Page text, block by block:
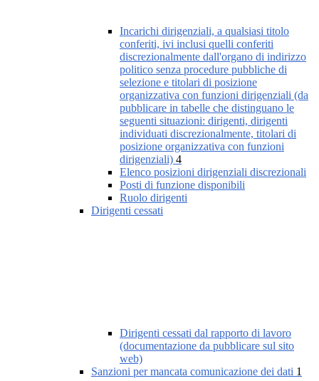
Incarichi dirigenziali, a qualsiasi titolo
conferiti, ivi inclusi quelli conferiti
discrezionalmente dall'organo di indirizzo
politico senza procedure pubbliche di
selezione e titolari di posizione
organizzativa con funzioni dirigenziali (da
pubblicare in tabelle che distinguano le
seguenti situazioni: dirigenti, dirigenti
individuati discrezionalmente, titolari di
posizione organizzativa con funzioni
dirigenziali) 4
Elenco posizioni dirigenziali discrezionali
Posti di funzione disponibili
Ruolo dirigenti
Dirigenti cessati
Dirigenti cessati dal rapporto di lavoro
(documentazione da pubblicare sul sito
web)
Sanzioni per mancata comunicazione dei dati 1